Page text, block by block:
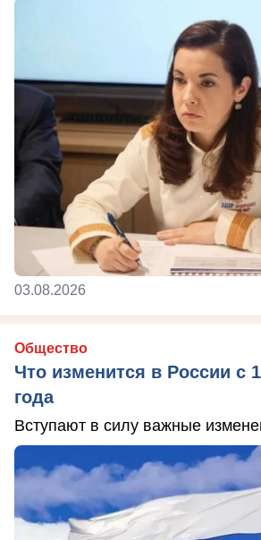
03.08.2026
Общество
Что изменится в России с 1
года
Вступают в силу важные